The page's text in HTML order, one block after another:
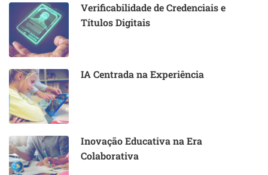
Verificabilidade de Credenciais e
Títulos Digitais
IA Centrada na Experiência
Inovação Educativa na Era
Colaborativa